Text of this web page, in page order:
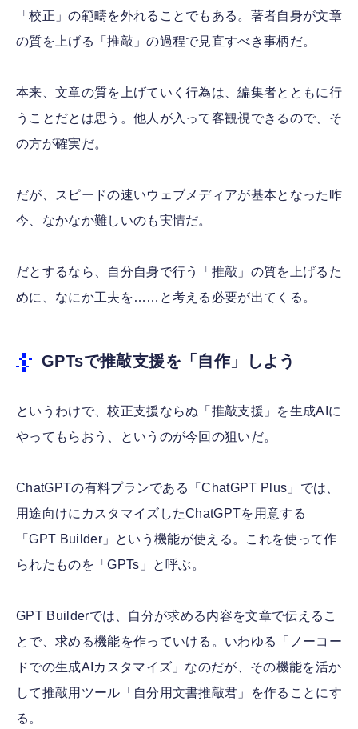
「校正」の範疇を外れることでもある。著者自身が文章
の質を上げる「推敲」の過程で見直すべき事柄だ。
本来、文章の質を上げていく行為は、編集者とともに行
うことだとは思う。他人が入って客観視できるので、そ
の方が確実だ。
だが、スピードの速いウェブメディアが基本となった昨
今、なかなか難しいのも実情だ。
だとするなら、自分自身で行う「推敲」の質を上げるた
めに、なにか工夫を……と考える必要が出てくる。
GPTsで推敲支援を「自作」しよう
というわけで、校正支援ならぬ「推敲支援」を生成AIに
やってもらおう、というのが今回の狙いだ。
ChatGPTの有料プランである「ChatGPT Plus」では、
用途向けにカスタマイズしたChatGPTを用意する
「GPT Builder」という機能が使える。これを使って作
られたものを「GPTs」と呼ぶ。
GPT Builderでは、自分が求める内容を文章で伝えるこ
とで、求める機能を作っていける。いわゆる「ノーコー
ドでの生成AIカスタマイズ」なのだが、その機能を活か
して推敲用ツール「自分用文書推敲君」を作ることにす
る。